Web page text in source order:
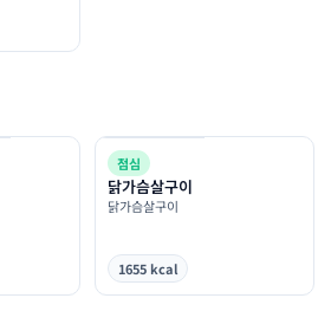
점심
닭가슴살구이
닭가슴살구이
1655 kcal